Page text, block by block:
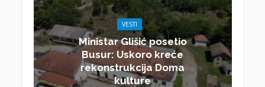
VESTI
Ministar Glišić posetio
Busur: Uskoro kreće
rekonstrukcija Doma
kulture